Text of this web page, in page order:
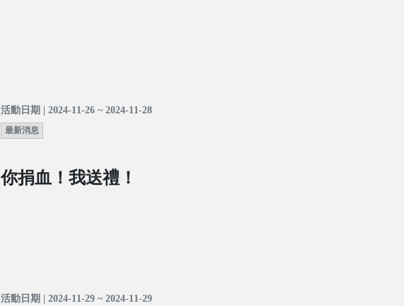
活動日期 | 2024-11-26 ~ 2024-11-28
最新消息
你捐血！我送禮！
活動日期 | 2024-11-29 ~ 2024-11-29